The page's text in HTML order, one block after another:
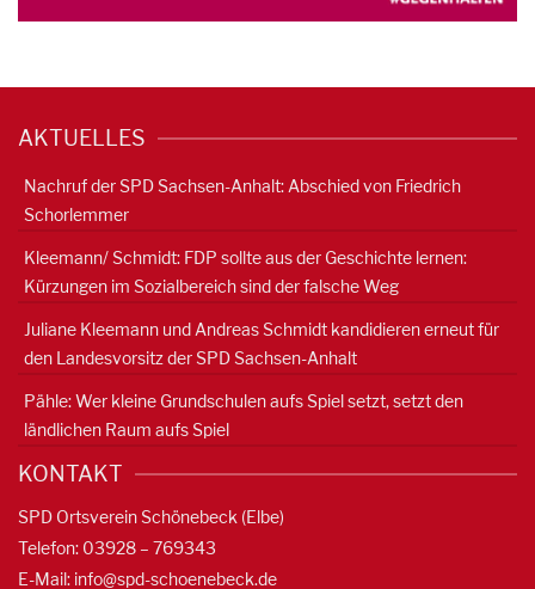
AKTUELLES
Nachruf der SPD Sachsen-Anhalt: Abschied von Friedrich
Schorlemmer
Kleemann/ Schmidt: FDP sollte aus der Geschichte lernen:
Kürzungen im Sozialbereich sind der falsche Weg
Juliane Kleemann und Andreas Schmidt kandidieren erneut für
den Landesvorsitz der SPD Sachsen-Anhalt
Pähle: Wer kleine Grundschulen aufs Spiel setzt, setzt den
ländlichen Raum aufs Spiel
KONTAKT
SPD Ortsverein Schönebeck (Elbe)
Telefon: 03928 – 769343
E-Mail: info@spd-schoenebeck.de